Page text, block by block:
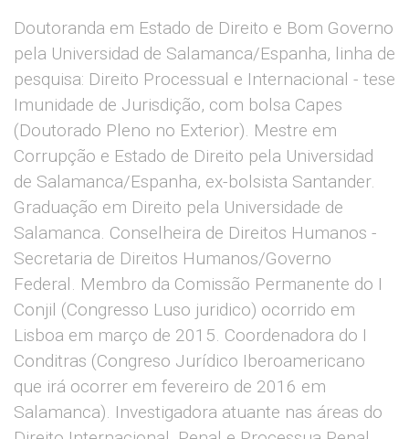
Doutoranda em Estado de Direito e Bom Governo
pela Universidad de Salamanca/Espanha, linha de
pesquisa: Direito Processual e Internacional - tese
Imunidade de Jurisdição, com bolsa Capes
(Doutorado Pleno no Exterior). Mestre em
Corrupção e Estado de Direito pela Universidad
de Salamanca/Espanha, ex-bolsista Santander.
Graduação em Direito pela Universidade de
Salamanca. Conselheira de Direitos Humanos -
Secretaria de Direitos Humanos/Governo
Federal. Membro da Comissão Permanente do I
Conjil (Congresso Luso juridico) ocorrido em
Lisboa em março de 2015. Coordenadora do I
Conditras (Congreso Jurídico Iberoamericano
que irá ocorrer em fevereiro de 2016 em
Salamanca). Investigadora atuante nas áreas do